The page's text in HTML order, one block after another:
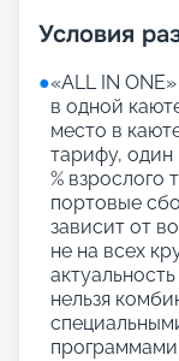
Условия
●«АLL IN
в одной
место в
тарифу, один
% взрослого
портовые
зависит от
не на всех
нельзя